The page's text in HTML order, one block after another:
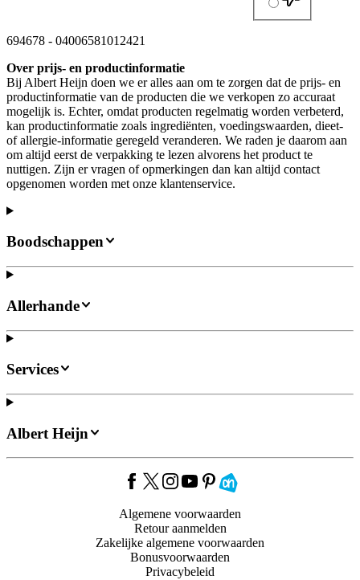
694678 - 04006581012421
Over prijs- en productinformatie
Bij Albert Heijn doen we er alles aan om te zorgen dat de prijs- en
productinformatie van de producten die we verkopen zo accuraat
mogelijk is. Echter, omdat producten regelmatig worden verbeterd,
kan productinformatie zoals ingrediënten, voedingswaarden, dieet-
of allergie-informatie geregeld veranderen. We raden je daarom aan
om altijd eerst de verpakking te lezen alvorens het product te
nuttigen. Zijn er vragen of opmerkingen dan kan altijd contact
opgenomen worden met onze klantenservice.
Boodschappen
Allerhande
Services
Albert Heijn
Algemene voorwaarden
Retour aanmelden
Zakelijke algemene voorwaarden
Bonusvoorwaarden
Privacybeleid